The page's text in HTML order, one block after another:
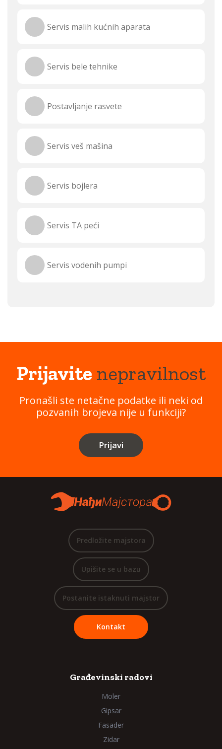
Servis malih kućnih aparata
Servis bele tehnike
Postavljanje rasvete
Servis veš mašina
Servis bojlera
Servis TA peći
Servis vodenih pumpi
Prijavitenepravilnost
Pronašli ste netačne podatke ili neki od
pozvanih brojeva nije u funkciji?
Prijavi
Predložite majstora
Upišite se u bazu
Postanite istaknuti majstor
Kontakt
Građevinski radovi
Moler
Gipsar
Fasader
Zidar